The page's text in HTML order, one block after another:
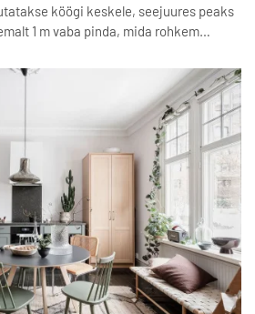
köögi keskele, seejuures peaks
1 m vaba pinda, mida rohkem…